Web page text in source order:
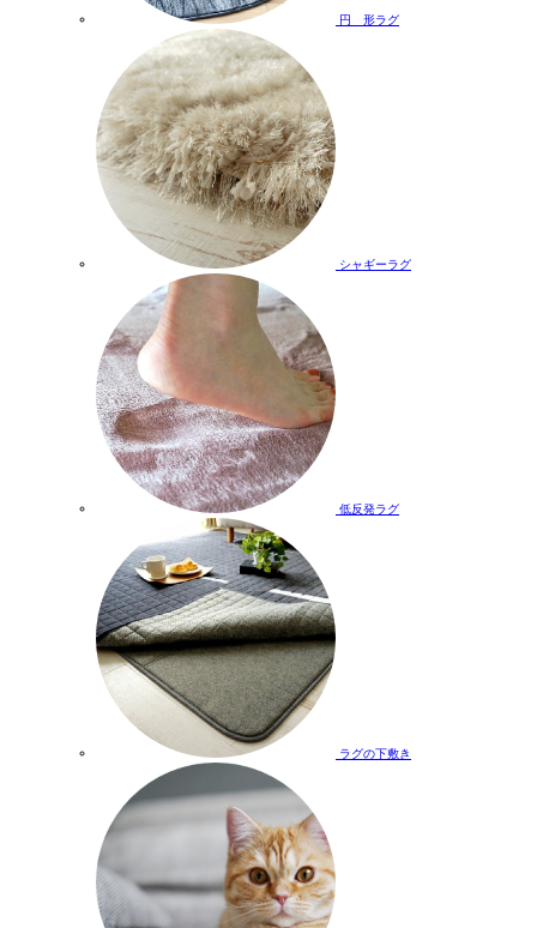
円 形ラグ
シャギーラグ
低反発ラグ
ラグの下敷き